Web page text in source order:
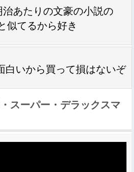
あたりの文豪の小説の
似てるから好き
白いから買って損はないぞ
スーパー・デラックスマ